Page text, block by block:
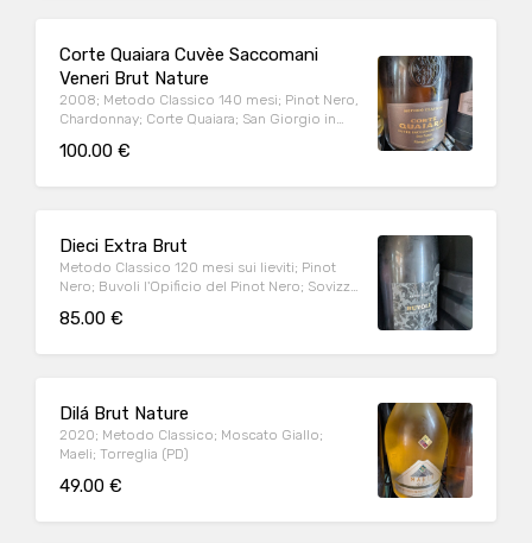
Corte Quaiara Cuvèe Saccomani
Veneri Brut Nature
2008; Metodo Classico 140 mesi; Pinot Nero,
Chardonnay; Corte Quaiara; San Giorgio in
100.00 €
Dieci Extra Brut
Metodo Classico 120 mesi sui lieviti; Pinot
Nero; Buvoli l'Opificio del Pinot Nero; Sovizzo
85.00 €
Dilá Brut Nature
2020; Metodo Classico; Moscato Giallo;
Maeli; Torreglia (PD)
49.00 €